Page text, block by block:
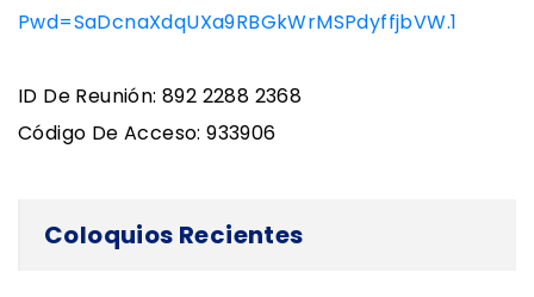
Pwd=saDcnaXdqUXa9RBGkWrMSPdyffjbVW.1
ID De Reunión: 892 2288 2368
Código De Acceso: 933906
Coloquios Recientes